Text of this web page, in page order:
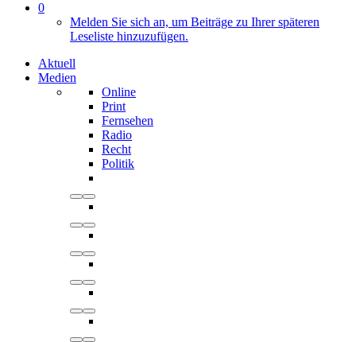
0
Melden Sie sich an, um Beiträge zu Ihrer späteren
Leseliste hinzuzufügen.
Aktuell
Medien
Online
Print
Fernsehen
Radio
Recht
Politik